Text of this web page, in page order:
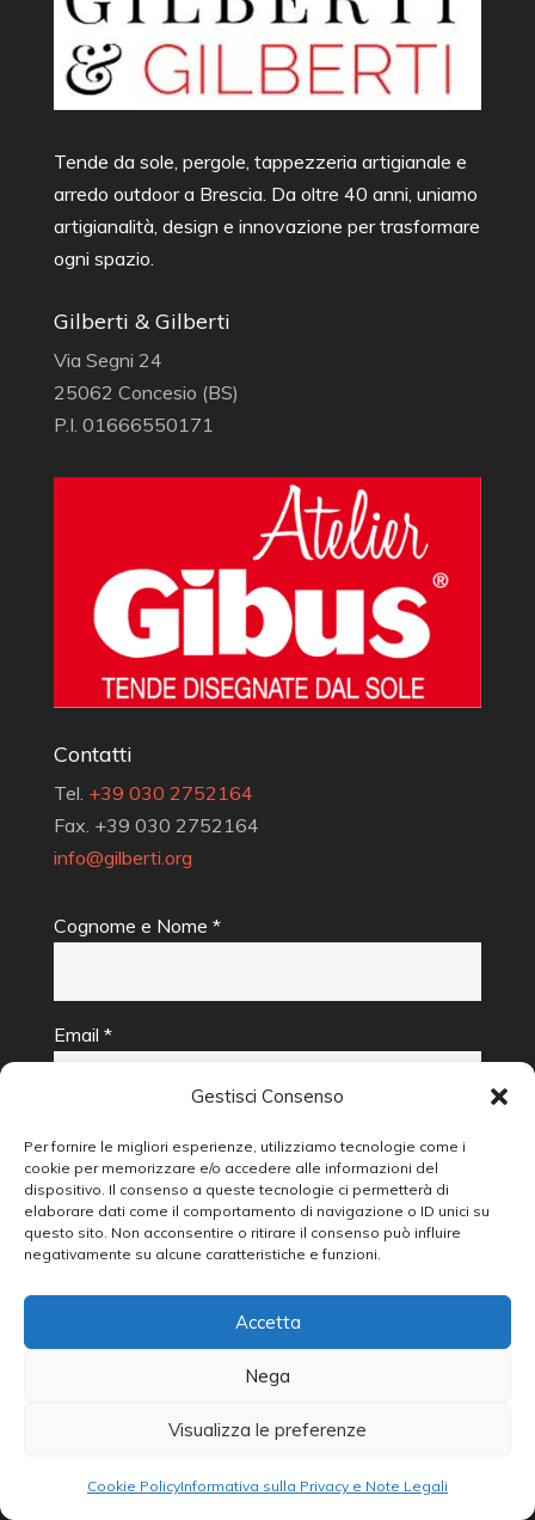
Gestisci Consenso
Per fornire le migliori esperienze, utilizziamo tecnologie come i
cookie per memorizzare e/o accedere alle informazioni del
dispositivo. Il consenso a queste tecnologie ci permetterà di
elaborare dati come il comportamento di navigazione o ID unici su
questo sito. Non acconsentire o ritirare il consenso può influire
negativamente su alcune caratteristiche e funzioni.
Accetta
Nega
Visualizza le preferenze
Cookie PolicyInformativa sulla Privacy e Note Legali
Tende da sole, pergole, tappezzeria artigianale e
arredo outdoor a Brescia. Da oltre 40 anni, uniamo
artigianalità, design e innovazione per trasformare
ogni spazio.
Gilberti & Gilberti
Via Segni 24
25062 Concesio (BS)
P.I. 01666550171
Contatti
Tel. +39 030 2752164
Fax. +39 030 2752164
info@gilberti.org
Cognome e Nome *
Email *
Telefono
Messaggio *
dei dati personali, per le finalità riportate di seguito,
Informativa Privacy